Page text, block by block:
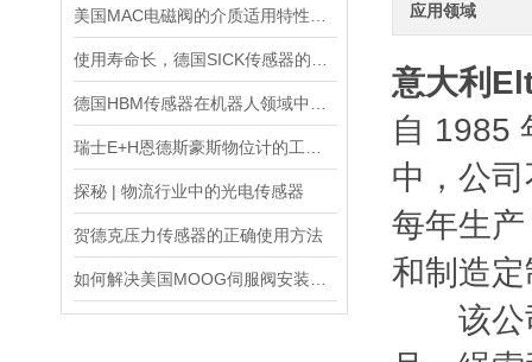
探秘 | 物流行业中的光电传感器
贺德克压力传感器的正确使用方法
应用领域
意大利
自 1985
中，公
每年生
和制造
该公司